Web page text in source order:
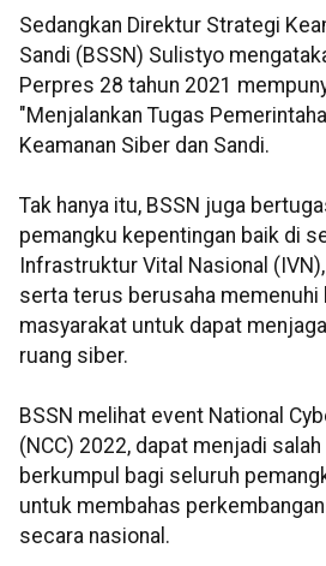
Sedangkan Direktur Strategi
Sandi (BSSN) Sulistyo
Perpres 28 tahun 2021
"Menjalankan Tugas
Keamanan Siber dan Sandi.
Tak hanya itu, BSSN juga
pemangku kepentingan baik di
Infrastruktur Vital Nasional
serta terus berusaha memenuhi
masyarakat untuk dapat
ruang siber.
BSSN melihat event National
(NCC) 2022, dapat menjadi
berkumpul bagi seluruh
untuk membahas
secara nasional.